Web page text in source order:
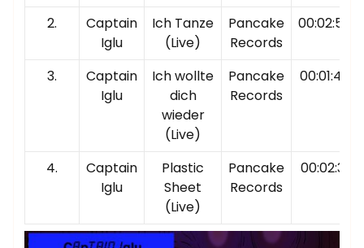
2.
Captain
Iglu
Ich Tanze
(Live)
Pancake
Records
00:02:55
3.
Captain
Iglu
Ich wollte
dich
wieder
(Live)
Pancake
Records
00:01:47
4.
Captain
Iglu
Plastic
Sheet
(Live)
Pancake
Records
00:02:31